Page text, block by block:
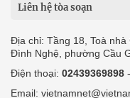
Liên hệ tòa soạn
Địa chỉ: Tầng 18, Toà
Đình Nghệ, phường Cầu
Điện thoại: 02439369898
Email: